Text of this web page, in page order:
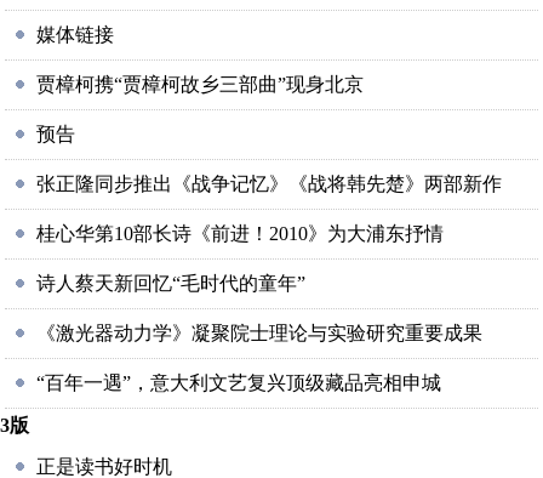
媒体链接
贾樟柯携“贾樟柯故乡三部曲”现身北京
预告
张正隆同步推出《战争记忆》《战将韩先楚》两部新作
桂心华第10部长诗《前进！2010》为大浦东抒情
诗人蔡天新回忆“毛时代的童年”
《激光器动力学》凝聚院士理论与实验研究重要成果
“百年一遇”，意大利文艺复兴顶级藏品亮相申城
3版
正是读书好时机